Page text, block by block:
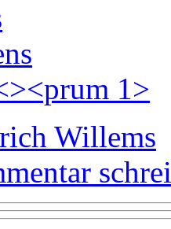
1>
Willems